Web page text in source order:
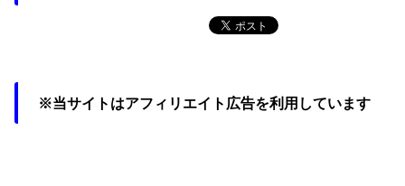
※当サイトはアフィリエイト広告を利用しています